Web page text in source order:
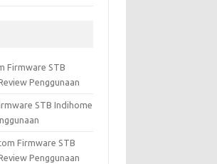
Firmware STB
Penggunaan
STB Indihome
Firmware STB
Penggunaan